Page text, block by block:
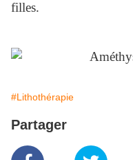
filles.
#Lithothérapie
Partager